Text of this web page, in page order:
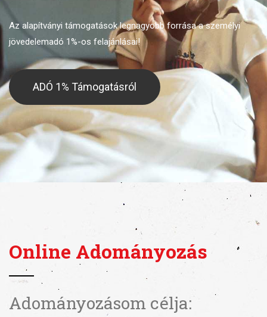
Az alapítványi támogatások legnagyobb forrásaa személyi
jövedelemadó 1%-os felajánlásai!
ADÓ 1% Támogatásról
Online Adományozás
Adományozásom célja: